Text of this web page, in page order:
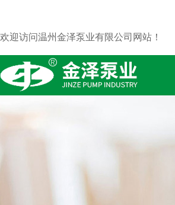
欢迎访问温州金泽泵业有限公司网站！